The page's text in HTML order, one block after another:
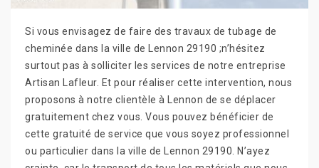
Si vous envisagez de faire des travaux de tubage de
cheminée dans la ville de Lennon 29190 ;n’hésitez
surtout pas à solliciter les services de notre entreprise
Artisan Lafleur. Et pour réaliser cette intervention, nous
proposons à notre clientèle à Lennon de se déplacer
gratuitement chez vous. Vous pouvez bénéficier de
cette gratuité de service que vous soyez professionnel
ou particulier dans la ville de Lennon 29190. N’ayez